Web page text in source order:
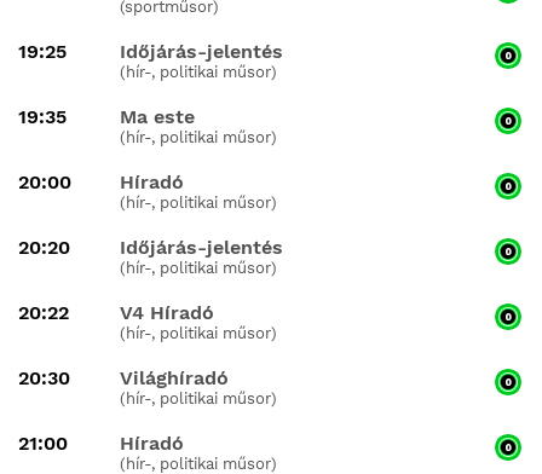
(sportműsor)
19:25 Időjárás-jelentés
(hír-, politikai műsor)
19:35 Ma este
(hír-, politikai műsor)
20:00 Híradó
(hír-, politikai műsor)
20:20 Időjárás-jelentés
(hír-, politikai műsor)
20:22 V4 Híradó
(hír-, politikai műsor)
20:30 Világhíradó
(hír-, politikai műsor)
21:00 Híradó
(hír-, politikai műsor)